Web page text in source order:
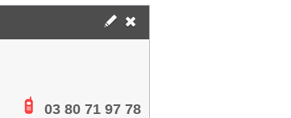
03 80 71 97 78